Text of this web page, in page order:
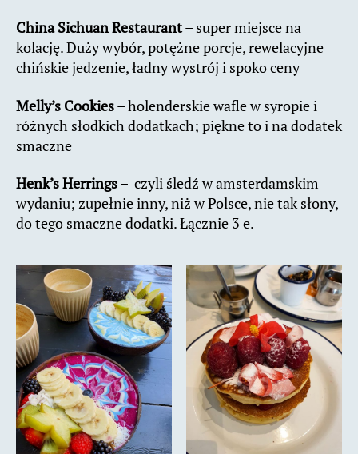
China Sichuan Restaurant– super miejsce na
kolację. Duży wybór, potężne porcje, rewelacyjne
chińskie jedzenie, ładny wystrój i spoko ceny
Melly’s Cookies– holenderskie wafle w syropie i
różnych słodkich dodatkach; piękne to i na dodatek
smaczne
Henk’s Herrings– czyli śledź w amsterdamskim
wydaniu; zupełnie inny, niż w Polsce, nie tak słony,
do tego smaczne dodatki. Łącznie 3 e.